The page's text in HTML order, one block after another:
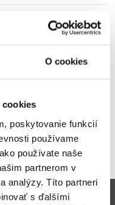
O cookies
poskytovanie funkcií
používame
používate naše
partnerom v
analýzy. Títo partneri
s ďalšími
Odporúčam.